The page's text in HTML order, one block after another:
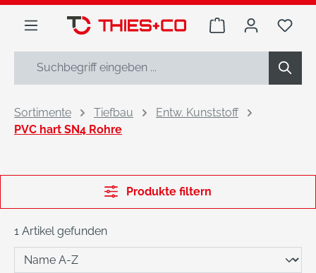
springen
Warenkorb Du
Sortimente Tiefbau
Entw. Kunststoff
PVC hart SN4 Rohre
Produkte filtern
1 Artikel gefunden